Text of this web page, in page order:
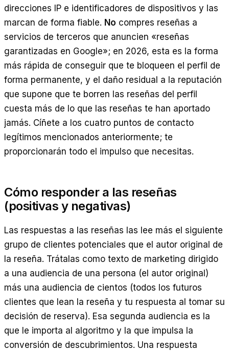
direcciones IP e identificadores de dispositivos y las
marcan de forma fiable. No compres reseñas a
servicios de terceros que anuncien «reseñas
garantizadas en Google»; en 2026, esta es la forma
más rápida de conseguir que te bloqueen el perfil de
forma permanente, y el daño residual a la reputación
que supone que te borren las reseñas del perfil
cuesta más de lo que las reseñas te han aportado
jamás. Cíñete a los cuatro puntos de contacto
legítimos mencionados anteriormente; te
proporcionarán todo el impulso que necesitas.
Cómo responder a las reseñas
(positivas y negativas)
Las respuestas a las reseñas las lee más el siguiente
grupo de clientes potenciales que el autor original de
la reseña. Trátalas como texto de marketing dirigido
a una audiencia de una persona (el autor original)
más una audiencia de cientos (todos los futuros
clientes que lean la reseña y tu respuesta al tomar su
decisión de reserva). Esa segunda audiencia es la
que le importa al algoritmo y la que impulsa la
conversión de descubrimientos. Una respuesta